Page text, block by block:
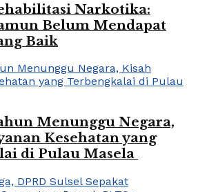
Narkotika:
Belum Mendapat
Baik
Menunggu Negara,
Kesehatan yang
di Pulau Masela